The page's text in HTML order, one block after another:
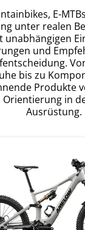
E-
unter realen
unabhängigen
und
bis zu
Produkte
Orientierung in
Ausrüstung.